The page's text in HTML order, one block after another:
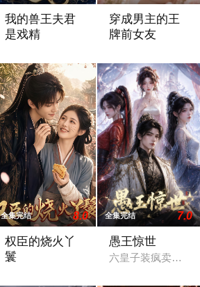
我的兽王夫君
是戏精
穿成男主的王
牌前女友
全集完结 8.0
权臣的烧火丫
鬟
全集完结 7.0
愚王惊世
六皇子装疯卖傻求